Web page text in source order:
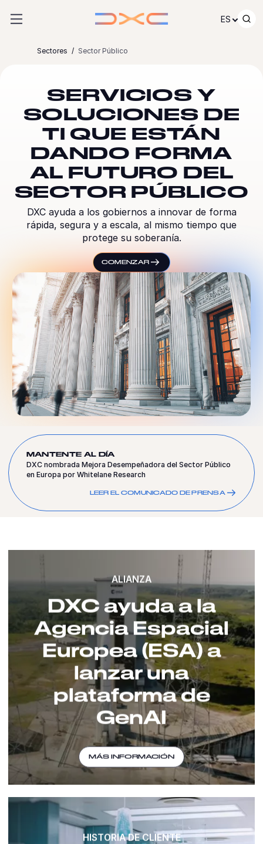
ES
Sectores Sector Público
SERVICIOS Y
SOLUCIONES DE
TI QUE ESTÁN
DANDO FORMA
AL FUTURO DEL
SECTOR PÚBLICO
DXC ayuda a los gobiernos a innovar de forma
rápida, segura y a escala, al mismo tiempo que
protege su soberanía.
COMENZAR
MANTENTE AL DÍA
DXC nombrada Mejora Desempeñadora del Sector Público
en Europa por Whitelane Research
LEER EL COMUNICADO DE PRENSA
ALIANZA
DXC ayuda a la
Agencia Espacial
Europea (ESA) a
lanzar una
plataforma de
GenAI
MÁS INFORMACIÓN
HISTORIA DE CLIENTE